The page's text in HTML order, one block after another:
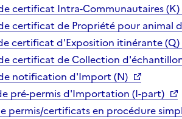
certificat Intra-Communautaires (K)
certificat de Propriété pour animal
certificat d'Exposition itinérante (Q)
certificat de Collection
notification d'Import (N)
pré-permis d'Importation (I-part)
permis/certificats en procédure